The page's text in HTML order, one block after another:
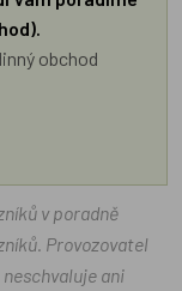
obchod
v poradně
Provozovatel
ani